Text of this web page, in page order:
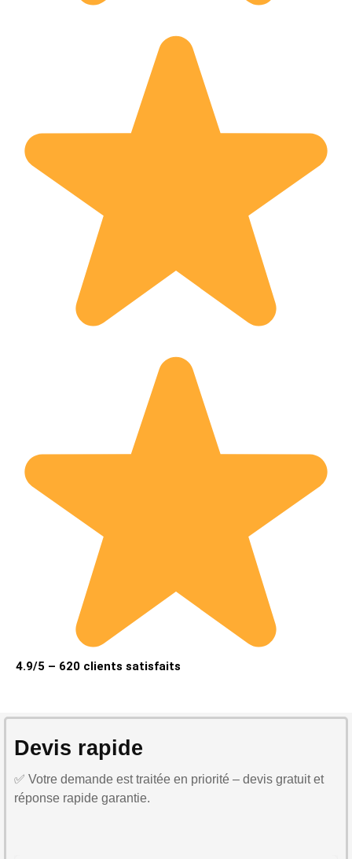
4.9/5 – 620 clients satisfaits
Devis rapide
✅ Votre demande est traitée en priorité – devis gratuit et
réponse rapide garantie.